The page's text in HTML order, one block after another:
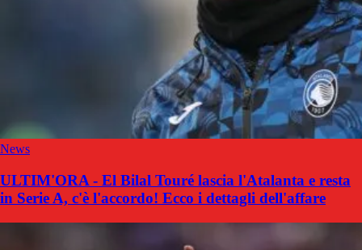
News
ULTIM'ORA - El Bilal Touré lascia l'Atalanta e resta
in Serie A, c'è l'accordo! Ecco i dettagli dell'affare